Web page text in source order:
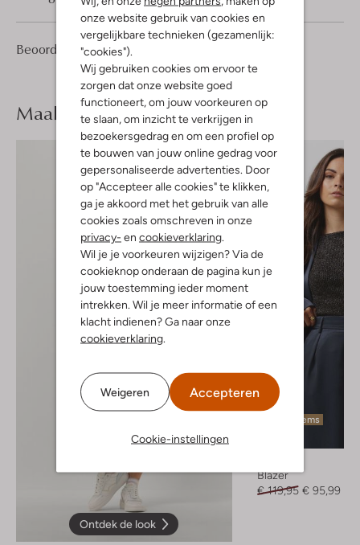
onze website gebruik van cookies en
vergelijkbare technieken (gezamenlijk:
"cookies").
Wij gebruiken cookies om ervoor te
zorgen dat onze website goed
functioneert, om jouw voorkeuren op
te slaan, om inzicht te verkrijgen in
bezoekersgedrag en om een profiel op
te bouwen van jouw online gedrag voor
gepersonaliseerde advertenties. Door
op "Accepteer alle cookies" te klikken,
ga je akkoord met het gebruik van alle
cookies zoals omschreven in onze
privacy- en cookieverklaring.
Wil je je voorkeuren wijzigen? Via de
cookieknop onderaan de pagina kun je
jouw toestemming ieder moment
intrekken. Wil je meer informatie of een
klacht indienen? Ga naar onze
cookieverklaring.
Weigeren Accepteren
Cookie-instellingen
Beoordelingen (4)
Sterren
Maak jelook compleet
Ontdek de look
Laatste items
Blazer
€ 119,95 € 95,99